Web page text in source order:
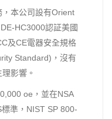
本公司設有Orient
HC3000認証美國
及CE電器安全規格
Standard)，沒有
影響。
oe，並在NSA
準，NIST SP 800-